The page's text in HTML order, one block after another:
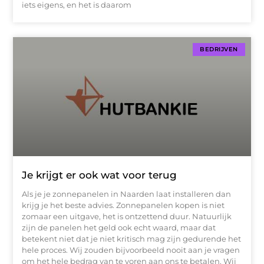
iets eigens, en het is daarom
BEDRIJVEN
Je krijgt er ook wat voor terug
Als je je zonnepanelen in Naarden laat installeren dan
krijg je het beste advies. Zonnepanelen kopen is niet
zomaar een uitgave, het is ontzettend duur. Natuurlijk
zijn de panelen het geld ook echt waard, maar dat
betekent niet dat je niet kritisch mag zijn gedurende het
hele proces. Wij zouden bijvoorbeeld nooit aan je vragen
om het hele bedrag van te voren aan ons te betalen. Wij